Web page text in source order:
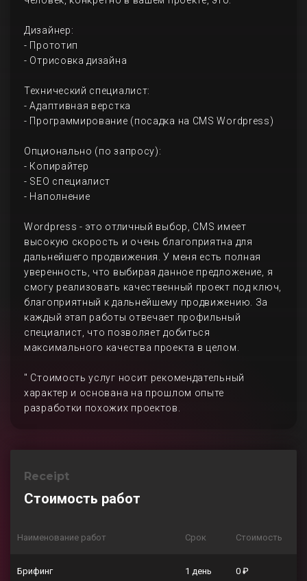
Дизайнер:
- Прототип
- Отрисовка дизайна
Технический специалист:
- Адаптивная верстка
- Программирование (посадка на CMS Wordpress)
Опционально (по запросу):
- Копирайтер
- SEO специалист
- Наполнение
Wordpress - это отличный выбор, CMS имеет
высокую скорость и очень благоприятна для
дальнейшего продвижения. У меня есть полная
уверенность, что выбирая данное предложение, я
смогу реализовать качественный проект под ключ,
благоприятный к дальнейшему продвижению. За
каждый этап работы отвечает профильный
специалист, что позволяет добиться
максимального качества проекта в целом.
" Стоимость услуг носит рекомендательный
характер и основана на прошлом опыте
разработки похожих проектов.
Receipt
Стоимость работ
Наименование работ Срок Стоимость
Брифинг 1 день 0 ₽